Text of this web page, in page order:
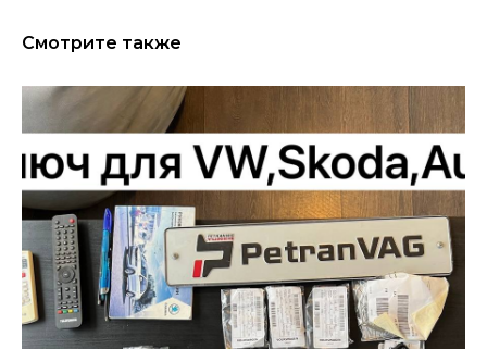
Смотрите также